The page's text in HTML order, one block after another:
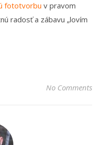
fototvorbu v pravom
radosť a zábavu „lovím
No Comments